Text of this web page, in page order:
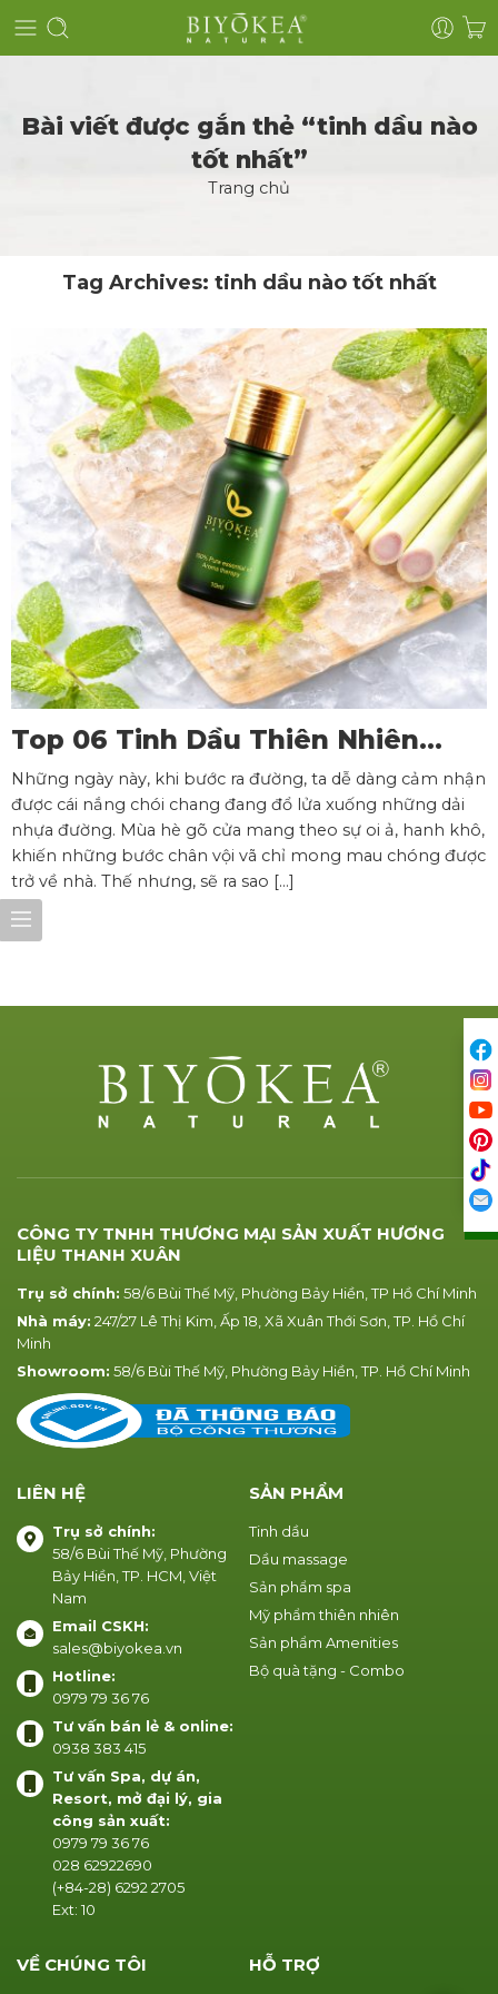
Bài viết được gắn thẻ “tinh dầu nào
tốt nhất”
Trang chủ
Tag Archives: tinh dầu nào tốt nhất
Top 06 Tinh Dầu Thiên Nhiên
Xông Phòng Mát Lành, Thư Giãn
Cho Không Gian Mùa Hè
Những ngày này, khi bước ra đường, ta dễ dàng cảm nhận
được cái nắng chói chang đang đổ lửa xuống những dải
nhựa đường. Mùa hè gõ cửa mang theo sự oi ả, hanh khô,
khiến những bước chân vội vã chỉ mong mau chóng được
trở về nhà. Thế nhưng, sẽ ra sao […]
CÔNG TY TNHH THƯƠNG MẠI SẢN XUẤT HƯƠNG
LIỆU THANH XUÂN
Trụ sở chính: 58/6 Bùi Thế Mỹ, Phường Bảy Hiền, TP Hồ Chí Minh
Nhà máy: 247/27 Lê Thị Kim, Ấp 18, Xã Xuân Thới Sơn, TP. Hồ Chí
Minh
Showroom: 58/6 Bùi Thế Mỹ, Phường Bảy Hiền, TP. Hồ Chí Minh
SẢN PHẨM
Tinh dầu
Dầu massage
Sản phẩm spa
Mỹ phẩm thiên nhiên
Sản phẩm Amenities
Bộ quà tặng - Combo
VỀ CHÚNG TÔI HỖ TRỢ
LIÊN HỆ
Trụ sở chính:
58/6 Bùi Thế Mỹ, Phường
Bảy Hiền, TP. HCM, Việt
Nam
Email CSKH:
sales@biyokea.vn
Hotline:
0979 79 36 76
Tư vấn bán lẻ & online:
0938 383 415
Tư vấn Spa, dự án,
Resort, mở đại lý, gia
công sản xuất:
0979 79 36 76
028 62922690
(+84-28) 6292 2705
Ext: 10